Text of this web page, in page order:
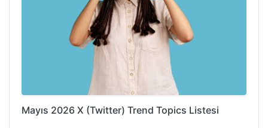
Mayıs 2026 X (Twitter) Trend Topics Listesi